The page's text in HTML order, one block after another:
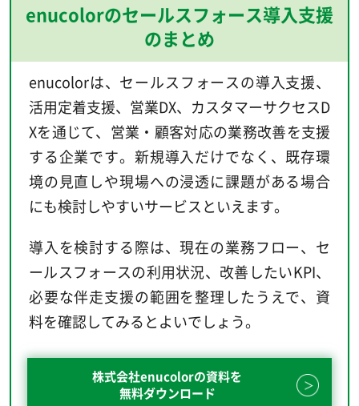
enucolorのセールスフォース導入支援
のまとめ
enucolorは、セールスフォースの導入支援、
活用定着支援、営業DX、カスタマーサクセスD
Xを通じて、営業・顧客対応の業務改善を支援
する企業です。新規導入だけでなく、既存環
境の見直しや現場への浸透に課題がある場合
にも検討しやすいサービスといえます。
導入を検討する際は、現在の業務フロー、セ
ールスフォースの利用状況、改善したいKPI、
必要な伴走支援の範囲を整理したうえで、資
料を確認してみるとよいでしょう。
株式会社enucolorの資料を
無料ダウンロード